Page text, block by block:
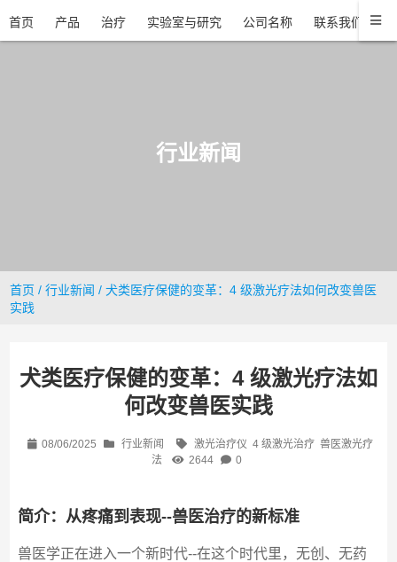
首页 产品 治疗 实验室与研究 公司名称 联系我们
行业新闻
首页 /行业新闻 / 犬类医疗保健的变革：4 级激光疗法如何改变兽医
实践
犬类医疗保健的变革：4 级激光疗法如
何改变兽医实践
08/06/2025 行业新闻 激光治疗仪 4 级激光治疗 兽医激光疗
法
2644 0
简介：从疼痛到表现--兽医治疗的新标准
兽医学正在进入一个新时代--在这个时代里，无创、无药